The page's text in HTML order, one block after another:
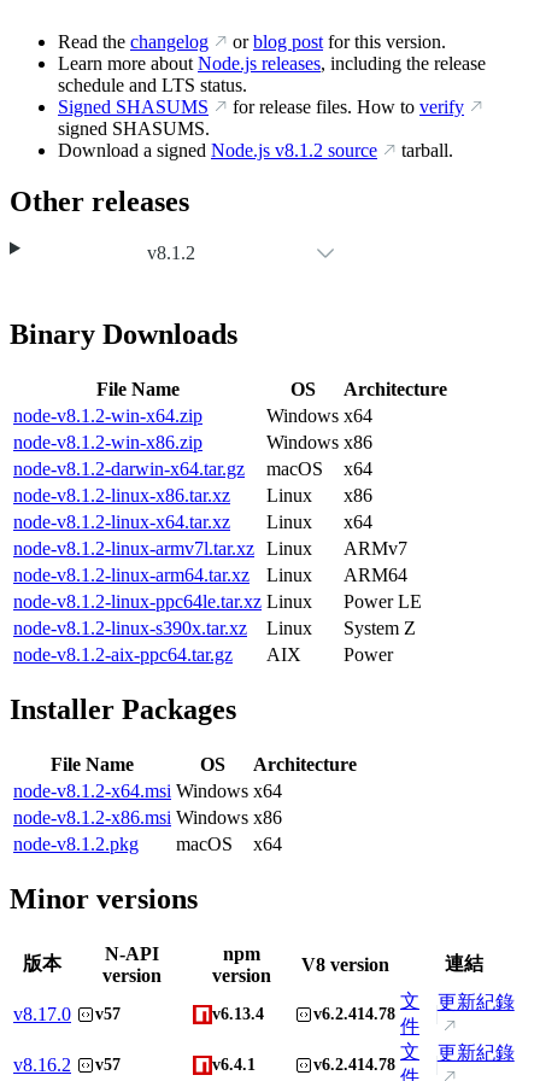
Read the changelog orblog post for this version.
Learn more about Node.js releases, including the release
schedule and LTS status.
Signed SHASUMS
for release files. How to verify
signed SHASUMS.
Download a signed Node.js v8.1.2 source tarball.
Other releases
v8.1.2
Binary Downloads
File Name OS
Architecture
node-v8.1.2-win-x64.zip
Windows x64
node-v8.1.2-win-x86.zip
Windows x86
node-v8.1.2-darwin-x64.tar.gz
macOS
x64
node-v8.1.2-linux-x86.tar.xz
Linux
x86
node-v8.1.2-linux-x64.tar.xz
Linux
x64
node-v8.1.2-linux-armv7l.tar.xz Linux
ARMv7
node-v8.1.2-linux-arm64.tar.xz
Linux
ARM64
node-v8.1.2-linux-ppc64le.tar.xz Linux
Power LE
node-v8.1.2-linux-s390x.tar.xz
Linux
System Z
node-v8.1.2-aix-ppc64.tar.gz
AIX Power
Installer Packages
File Name OS
Architecture
node-v8.1.2-x64.msi Windows x64
node-v8.1.2-x86.msi Windows x86
node-v8.1.2.pkg
macOS x64
Minor versions
版本
N-API
version
npm
version
V8 version 連結
v8.17.0 v57 v6.13.4 v6.2.414.78
文
件
更新紀錄
v8.16.2 v57 v6.4.1 v6.2.414.78
文
件
更新紀錄